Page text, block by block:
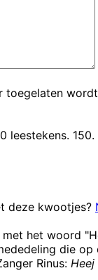
toegelaten
150.
deze kwootjes?
het woord
die op
Rinus: